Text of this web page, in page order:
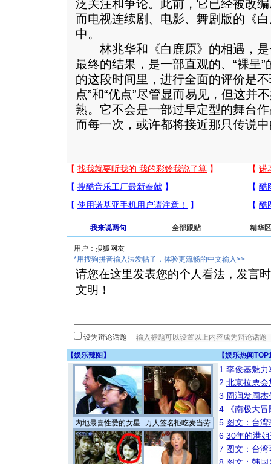
泛关注和争论。此前，它已经被改
而电视连续剧、电影、舞剧版的《
中。
林兆华和《白鹿原》的相遇，是
最终的结果，是一部直观的、“裸呈
的这段时间里，进行全面的评价是
点”和“优点”尽管显而易见，但这并
熟。它不会是一部过早定型的舞台
而每一次，或许都将接近那只传说中
我来说两句 全部跟贴 精华区
用户：
*用搜狗拼音输入法发帖子，体验更流畅的中文输入>>
设为辩论话题
【娱乐辣图 】 【娱乐热闻
内地最喜性爱的女星 万人签名拒吃麦当劳
1 李俊基魅力
2 北京拉票
3 周润发周
4
《南极大
5 图文：台
6 30年的港
7 图文：台